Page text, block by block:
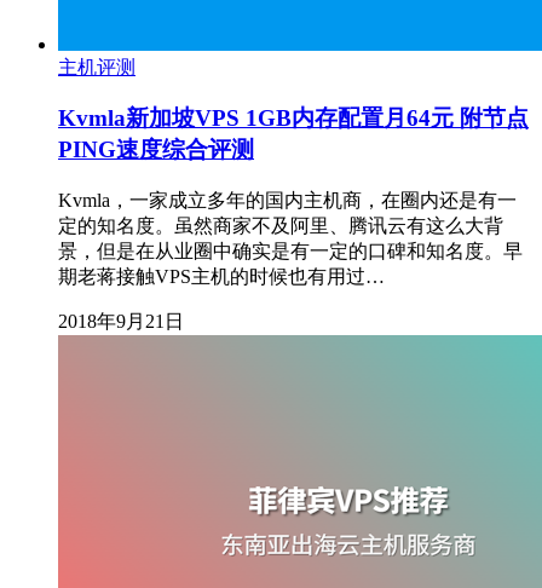
主机评测
Kvmla新加坡VPS 1GB内存配置月64元 附节点
PING速度综合评测
Kvmla，一家成立多年的国内主机商，在圈内还是有一
定的知名度。虽然商家不及阿里、腾讯云有这么大背
景，但是在从业圈中确实是有一定的口碑和知名度。早
期老蒋接触VPS主机的时候也有用过…
2018年9月21日